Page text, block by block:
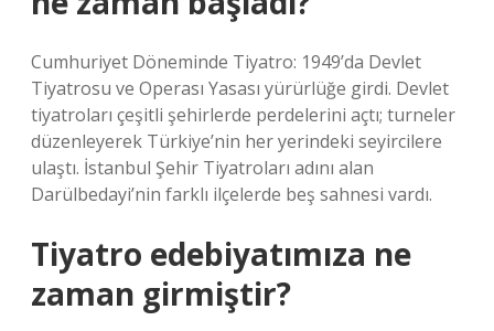
Cumhuriyet Döneminde Tiyatro: 1949’da Devlet
Tiyatrosu ve Operası Yasası yürürlüğe girdi. Devlet
tiyatroları çeşitli şehirlerde perdelerini açtı; turneler
düzenleyerek Türkiye’nin her yerindeki seyircilere
ulaştı. İstanbul Şehir Tiyatroları adını alan
Darülbedayi’nin farklı ilçelerde beş sahnesi vardı.
Tiyatro edebiyatımıza ne
zaman girmiştir?